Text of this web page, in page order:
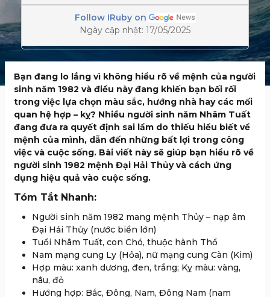
Follow IRuby on
Ngày cập nhật: 17/05/2025
Bạn đang lo lắng vì không hiểu rõ về mệnh của người
sinh năm 1982 và điều này đang khiến bạn bối rối
trong việc lựa chọn màu sắc, hướng nhà hay các mối
quan hệ hợp – kỵ? Nhiều người sinh năm Nhâm Tuất
đang đưa ra quyết định sai lầm do thiếu hiểu biết về
mệnh của mình, dẫn đến những bất lợi trong công
việc và cuộc sống. Bài viết này sẽ giúp bạn hiểu rõ về
người sinh 1982 mệnh Đại Hải Thủy và cách ứng
dụng hiệu quả vào cuộc sống.
Tóm Tắt Nhanh:
Người sinh năm 1982 mang mệnh Thủy – nạp âm
Đại Hải Thủy (nước biển lớn)
Tuổi Nhâm Tuất, con Chó, thuộc hành Thổ
Nam mạng cung Ly (Hỏa), nữ mạng cung Càn (Kim)
Hợp màu: xanh dương, đen, trắng; Kỵ màu: vàng,
nâu, đỏ
Hướng hợp: Bắc, Đông, Nam, Đông Nam (nam